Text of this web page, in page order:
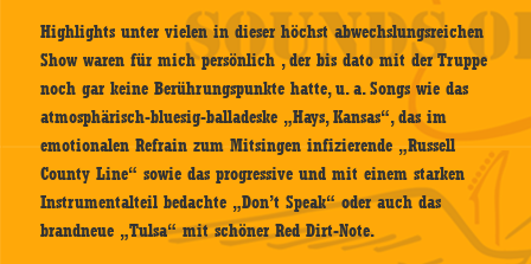
Highlights unter vielen in dieser höchst abwechslungsreichen
Show waren für mich persönlich , der bis dato mit der Truppe
noch gar keine Berührungspunkte hatte, u. a. Songs wie das
atmosphärisch-bluesig-balladeske „Hays, Kansas“, das im
emotionalen Refrain zum Mitsingen infizierende „Russell
County Line“ sowie das progressive und mit einem starken
Instrumentalteil bedachte „Don’t Speak“ oder auch das
brandneue „Tulsa“ mit schöner Red Dirt-Note.